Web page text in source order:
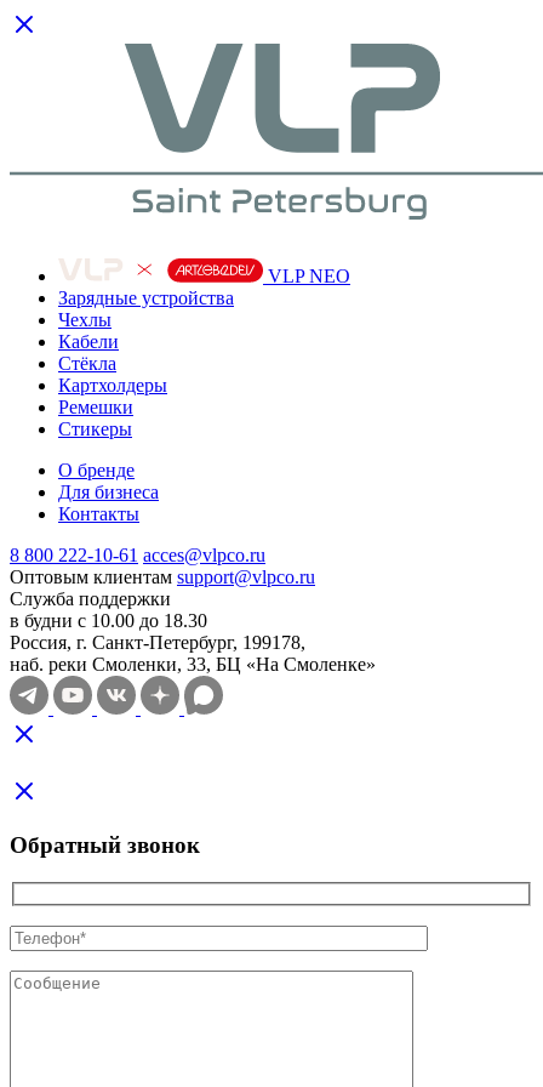
VLP NEO
Зарядные устройства
Чехлы
Кабели
Cтёкла
Картхолдеры
Ремешки
Стикеры
О бренде
Для бизнеса
Контакты
8 800 222-10-61 acces@vlpco.ru
Оптовым клиентам support@vlpco.ru
Служба поддержки
в будни с 10.00 до 18.30
Россия, г. Санкт-Петербург, 199178,
наб. реки Смоленки, 33, БЦ «На Смоленке»
Обратный звонок